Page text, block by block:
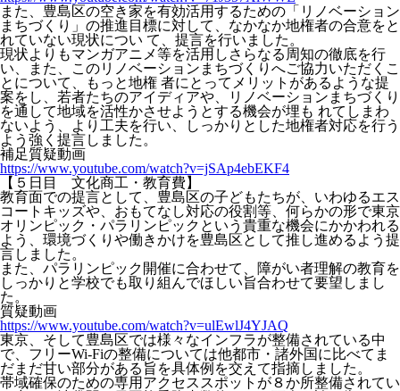
また、豊島区の空き家を有効活用するための「リノベーション
まちづくり」の推進目標に対して、なかなか地権者の合意をと
れていない現状につい て、提言を行いました。
現状よりもマンガアニメ等を活用しさらなる周知の徹底を行
い、また、このリノベーションまちづくりへご協力いただくこ
とについて、もっと地権 者にとってメリットがあるような提
案をし、若者たちのアイディアや、リノベーションまちづくり
を通して地域を活性かさせようとする機会が埋も れてしまわ
ないよう、より工夫を行い、しっかりとした地権者対応を行う
よう強く提言しました。
補足質疑動画
https://www.youtube.com/watch?v=jSAp4ebEKF4
【５日目 文化商工・教育費】
教育面での提言として、豊島区の子どもたちが、いわゆるエス
コートキッズや、おもてなし対応の役割等、何らかの形で東京
オリンピック・パラリンピックという貴重な機会にかかわれる
よう、環境づくりや働きかけを豊島区として推し進めるよう提
言しました。
また、パラリンピック開催に合わせて、障がい者理解の教育を
しっかりと学校でも取り組んでほしい旨合わせて要望しまし
た。
質疑動画
https://www.youtube.com/watch?v=ulEwlJ4YJAQ
東京、そして豊島区では様々なインフラが整備されている中
で、フリーWi-Fiの整備については他都市・諸外国に比べてま
だまだ甘い部分がある旨を具体例を交えて指摘しました。
帯域確保のための専用アクセススポットが８か所整備されてい